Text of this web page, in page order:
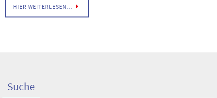
HIER WEITERLESEN…
Suche